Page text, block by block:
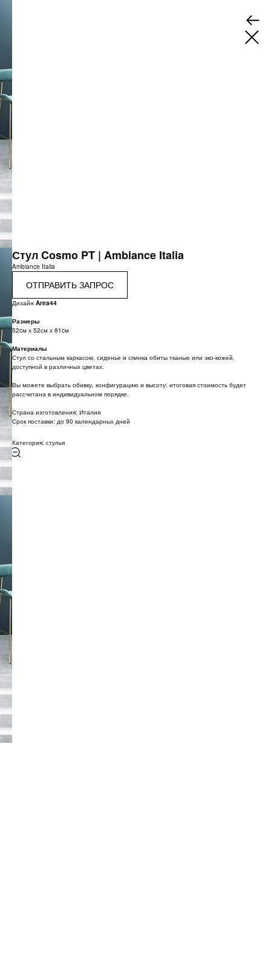
Стул Cosmo PT | Ambiance Italia
Ambiance Italia
ОТПРАВИТЬ ЗАПРОС
Дизайн Area44
Размеры
52cм х 52см х 81cм
Материалы
Стул со стальным каркасом, сиденье и спинка обиты тканью или эко-кожей,
доступной в различных цветах.
Вы можете выбрать обивку, конфигурацию и высоту: итоговая стоимость будет
рассчитана в индивидуальном порядке.
Страна изготовления: Италия
Срок поставки: до 90 календарных дней
Категория: стулья